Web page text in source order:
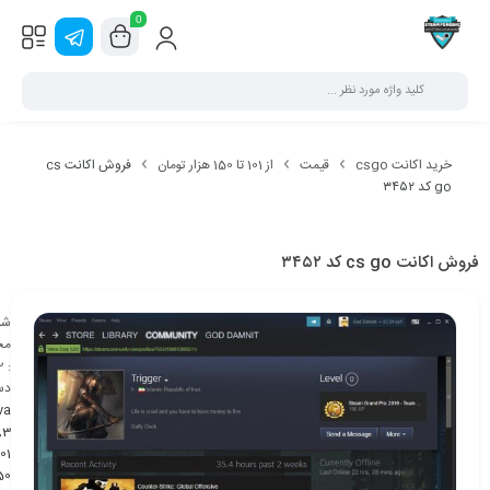
0
خرید اکانت csgo قیمت از 101 تا 150 هزار تومان
فروش اکانت cs
go کد ۳۴۵۲
فروش اکانت cs go کد ۳۴۵۲
:
3